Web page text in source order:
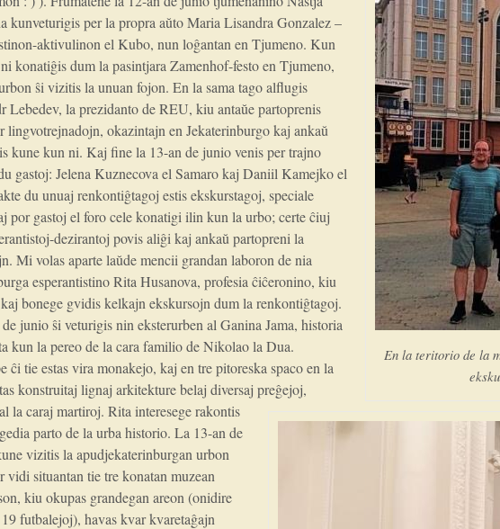
En la teritorio de la
kunveturigis per la propra aŭto Maria Lisandra Gonzalez –
aktivulinon el Kubo, nun loĝantan en Tjumeno. Kun
konatiĝis dum la pasintjara Zamenhof-festo en Tjumeno,
ŝi vizitis la unuan fojon. En la sama tago alflugis
Lebedev, la prezidanto de REU, kiu antaŭe partoprenis
lingvotrejnadojn, okazintajn en Jekaterinburgo kaj ankaŭ
kune kun ni. Kaj fine la 13-an de junio venis per trajno
gastoj: Jelena Kuznecova el Samaro kaj Daniil Kamejko el
du unuaj renkontiĝtagoj estis ekskurstagoj, speciale
por gastoj el foro cele konatigi ilin kun la urbo; certe ĉiuj
dezirantoj povis aliĝi kaj ankaŭ partopreni la
Mi volas aparte laŭde mencii grandan laboron de nia
esperantistino Rita Husanova, profesia ĉiĉeronino, kiu
bonege gvidis kelkajn ekskursojn dum la renkontiĝtagoj.
junio ŝi veturigis nin eksterurben al Ganina Jama, historia
kun la pereo de la cara familio de Nikolao la Dua.
ĉi tie estas vira monakejo, kaj en tre pitoreska spaco en la
konstruitaj lignaj arkitekture belaj diversaj preĝejoj,
la caraj martiroj. Rita interesege rakontis
parto de la urba historio. La 13-an de
vizitis la apudjekaterinburgan urbon
vidi situantan tie tre konatan muzean
kiu okupas grandegan areon (onidire
futbalejoj), havas kvar kvaretaĝajn